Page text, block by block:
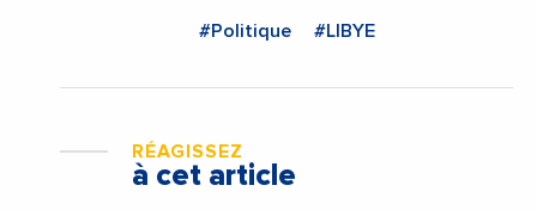
#Politique #LIBYE
RÉAGISSEZ
à cet article